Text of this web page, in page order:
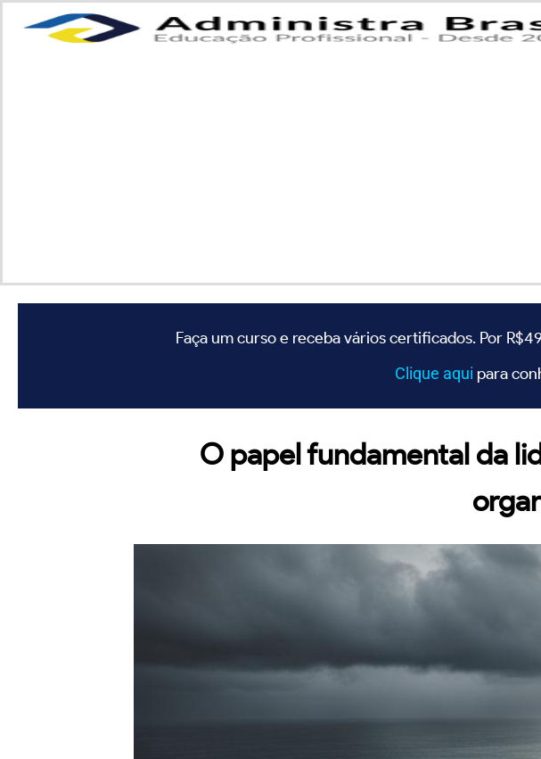
Faça um curso e receba vários certificados. Por
Clique aqui para
O papel fundamental da